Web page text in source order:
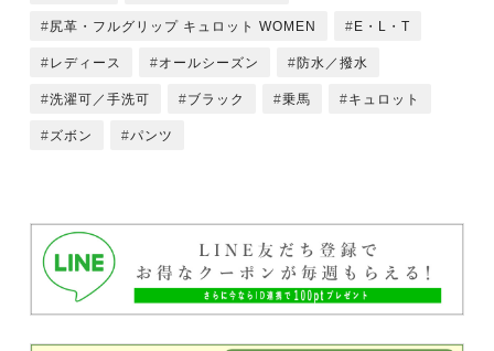
尻革・フルグリップ キュロット WOMEN E・L・T
レディース オールシーズン 防水／撥水
洗濯可／手洗可 ブラック 乗馬 キュロット
ズボン パンツ